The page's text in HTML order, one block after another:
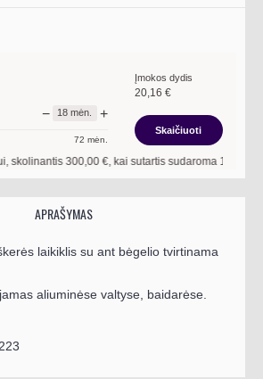
− 18 mėn. +
72 mėn.
Įmokos dydis
20,16 €
Skaičiuoti
300,00€, kai sutartis sudaroma18mėn.
APRAŠYMAS
laikiklis su ant bėgelio tvirtinama
aliuminėse valtyse, baidarėse.